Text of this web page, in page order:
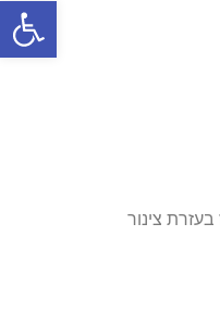
בעזרת צינור
פתח